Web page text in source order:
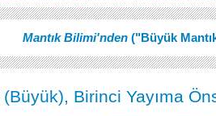
Mantık Bilimi'nden ("Büyük
(Büyük), Birinci Yayıma